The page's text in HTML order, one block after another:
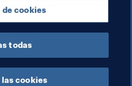
CONMEBOL
cookies
todas
cookies